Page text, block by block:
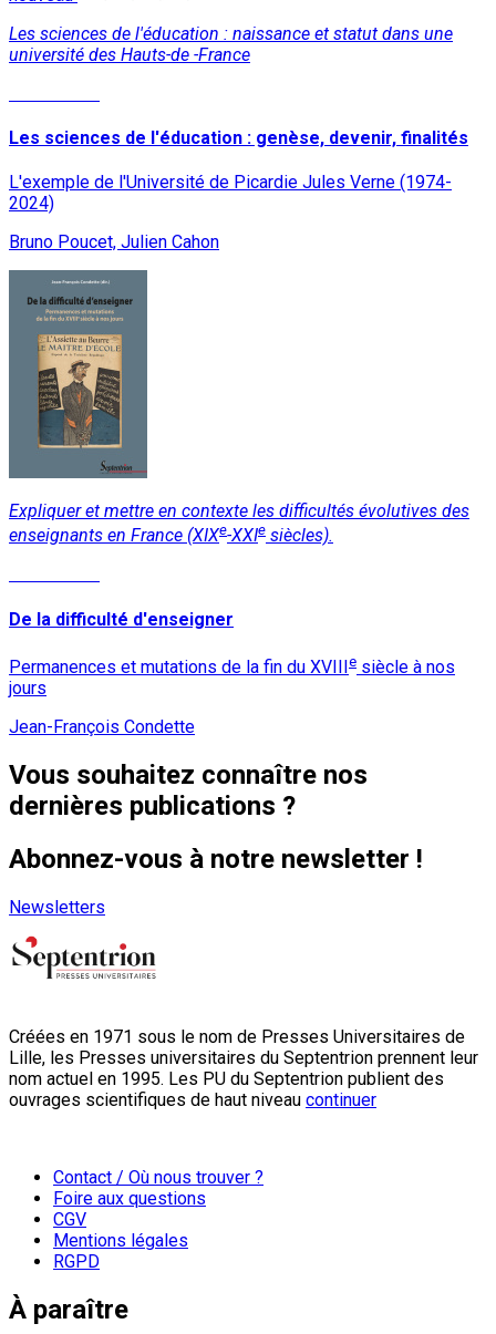
Les sciences de l'éducation : naissance et statut dans une
université des Hauts-de -France
Les sciences de l'éducation : genèse, devenir, finalités
L'exemple de l'Université de Picardie Jules Verne (1974-
2024)
Bruno Poucet, Julien Cahon
Expliquer et mettre en contexte les difficultés évolutives des
enseignants en France (XIXe-XXIe siècles).
De la difficulté d'enseigner
Permanences et mutations de la fin du XVIII e siècle à nos
jours
Jean-François Condette
Vous souhaitez connaître nos
dernières publications ?
Abonnez-vous à notre newsletter !
Newsletters
Créées en 1971 sous le nom de Presses Universitaires de
Lille, les Presses universitaires du Septentrion prennent leur
nom actuel en 1995. Les PU du Septentrion publient des
ouvrages scientifiques de haut niveau continuer
Contact / Où nous trouver ?
Foire aux questions
CGV
Mentions légales
RGPD
À paraître